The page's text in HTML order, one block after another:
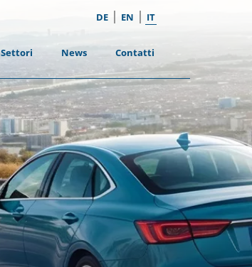
Settori News Contatti
DE | EN | IT